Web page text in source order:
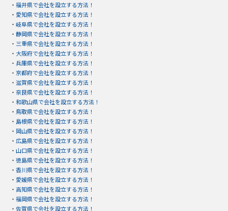
・ 福井県で会社を設立する方法！
・ 愛知県で会社を設立する方法！
・ 岐阜県で会社を設立する方法！
・ 静岡県で会社を設立する方法！
・ 三重県で会社を設立する方法！
・ 大阪府で会社を設立する方法！
・ 兵庫県で会社を設立する方法！
・ 京都府で会社を設立する方法！
・ 滋賀県で会社を設立する方法！
・ 奈良県で会社を設立する方法！
・ 和歌山県で会社を設立する方法！
・ 鳥取県で会社を設立する方法！
・ 島根県で会社を設立する方法！
・ 岡山県で会社を設立する方法！
・ 広島県で会社を設立する方法！
・ 山口県で会社を設立する方法！
・ 徳島県で会社を設立する方法！
・ 香川県で会社を設立する方法！
・ 愛媛県で会社を設立する方法！
・ 高知県で会社を設立する方法！
・ 福岡県で会社を設立する方法！
・ 佐賀県で会社を設立する方法！